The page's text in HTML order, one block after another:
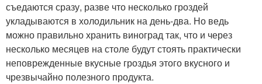
съедаются сразу, разве что несколько гроздей
укладываются в холодильник на день-два. Но ведь
можно правильно хранить виноград так, что и через
несколько месяцев на столе будут стоять практически
неповрежденные вкусные гроздья этого вкусного и
чрезвычайно полезного продукта.